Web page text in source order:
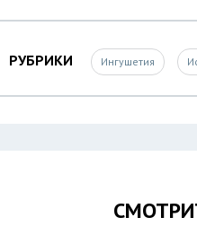
РУБРИКИ Ингушетия